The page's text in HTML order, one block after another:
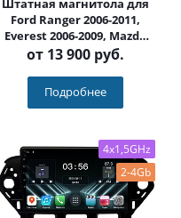
Штатная магнитола для
Ford Ranger 2006-2011,
Everest 2006-2009, Mazda
BT-50 2006-2011 на Android
13 - FarCar (D/DX3021M
серебро)
от 13 900 руб.
Подробнее
4x1,5GHz
2-4Gb